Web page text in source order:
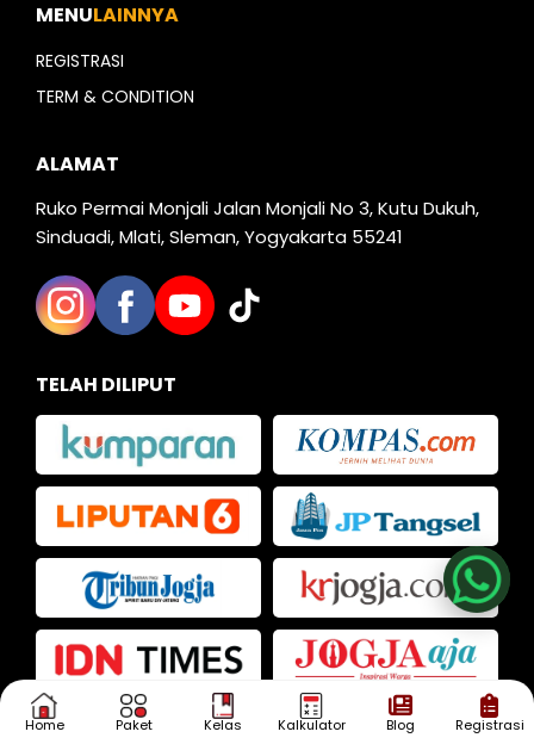
Home Paket Kelas Kalkulator Blog Registrasi
Nia
Kak Iva
Kak Dias
MENULAINNYA
REGISTRASI
TERM & CONDITION
ALAMAT
Ruko Permai Monjali Jalan Monjali No 3, Kutu Dukuh,
Sinduadi, Mlati, Sleman, Yogyakarta 55241
TELAH DILIPUT